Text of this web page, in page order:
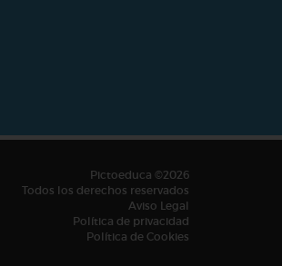
Pictoeduca ©2026
Todos los derechos reservados
Aviso Legal
Política de privacidad
Política de Cookies